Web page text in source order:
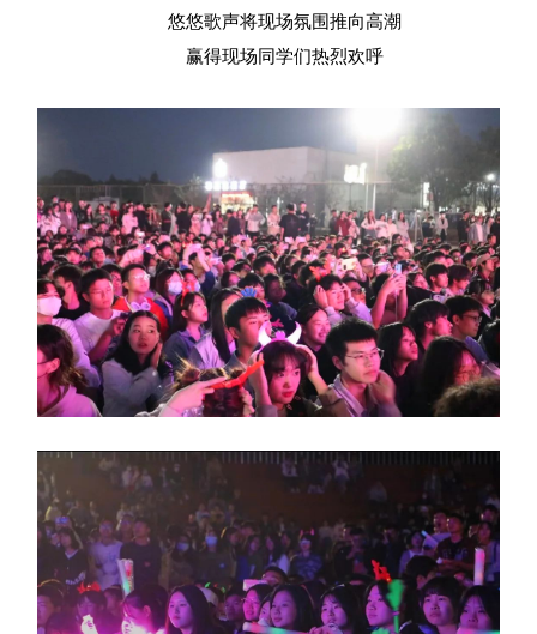
悠悠歌声将现场氛围推向高潮
赢得现场同学们热烈欢呼